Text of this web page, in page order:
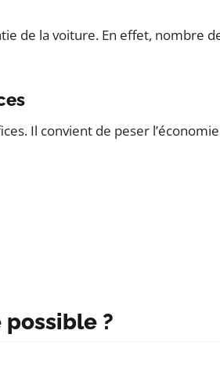
de la voiture. En effet,
Il convient de peser
possible ?